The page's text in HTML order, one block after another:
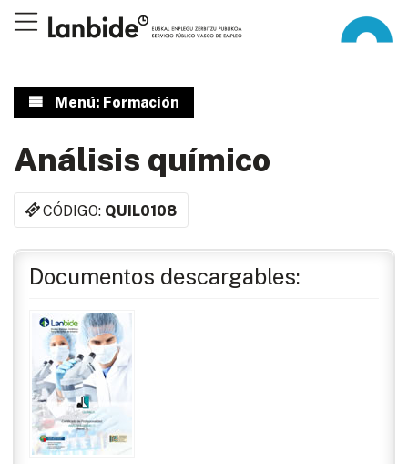
Menú: Formación
Análisis químico
CÓDIGO: QUIL0108
Documentos descargables: